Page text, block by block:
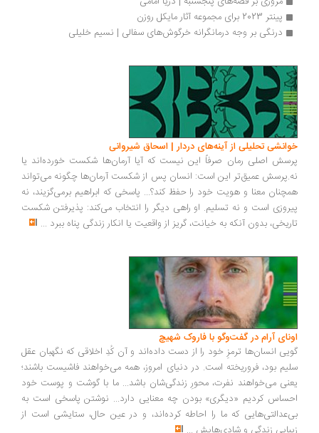
پینتر 2023 برای مجموعه آثار مایکل روزن
درنگی بر وجه درمانگرانه خرگو‌ش‌های سفالی | نسیم خلیلی
خوانشی تحلیلی از آینه‌های دردار | اسحاق شیروانی
پرسش اصلی رمان صرفاً این نیست که آیا آرمان‌ها شکست خورده‌اند یا
نه.پرسش عمیق‌تر این است: انسان پس از شکست آرمان‌ها چگونه می‌تواند
همچنان معنا و هویت خود را حفظ کند؟... پاسخی که ابراهیم برمی‌گزیند، نه
پیروزی است و نه تسلیم. او راهی دیگر را انتخاب می‌کند: پذیرفتن شکست
تاریخی، بدون آنکه به خیانت، گریز از واقعیت یا انکار زندگی پناه ببرد ...
اونای آرام در گفت‌وگو با فاروک شهیچ‭
گویی انسان‌ها ترمزِ خود را از دست داده‌اند و آن کُدِ اخلاقی که نگهبان عقل
سلیم بود، فروریخته است. در دنیای امروز، همه می‌خواهند فاشیست باشند؛
یعنی می‌خواهند نفرت، محورِ زندگی‌شان باشد... ما با گوشت و پوست خود
احساس کردیم «دیگری» بودن چه معنایی دارد... نوشتن پاسخی است به
بی‌عدالتی‌هایی که ما را احاطه کرده‌اند، و در عین حال، ستایشی است از